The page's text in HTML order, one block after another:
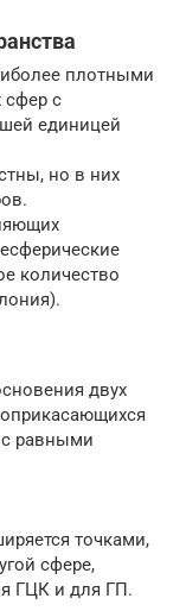
плотными
сфер с
единицей
но в них
количество
двух
с равными
точками,
сфере,
ГЦК и для ГП.